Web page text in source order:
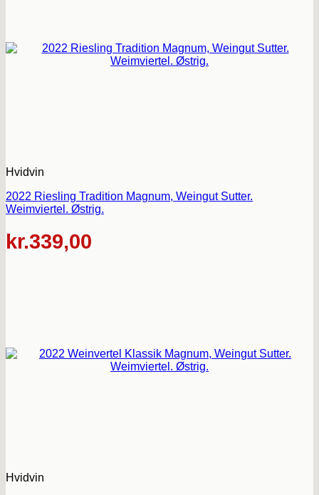
Hvidvin
2022 Riesling Tradition Magnum, Weingut Sutter.
Weimviertel. Østrig.
kr.339,00
Hvidvin